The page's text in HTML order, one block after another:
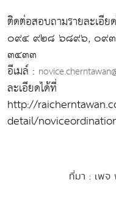
ติดต่อสอบถามรายละเ
๐๙๔ ๙๒๘ ๖๘๙๖, ๐๙
๓๔๓๓
อีเมล์ :
ละเอียดได้ที่
http://
detail/
ที่มา : เพจ